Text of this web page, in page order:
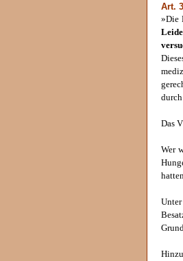
Art.
»Die
Das
Wer